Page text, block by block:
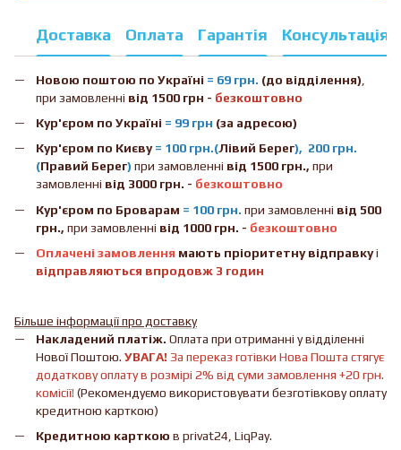
Доставка Оплата Гарантія Консультація
Новою поштою по Україні = 69 грн. (до відділення)
при замовленні від 1500 грн - безкоштовно
Кур'єром по Україні = 99 грн (за адресою)
Кур'єром по Києву= 100 грн.(Лівий Берег), 200 грн.
(Правий Берег) при замовленні від 1500 грн., при
замовленні від 3000 грн. - безкоштовно
Кур'єром по Броварам = 100 грн. при замовленні від 500
грн., при замовленні від 1000 грн. - безкоштовно
Оплачені замовлення мають пріоритетну відправкуі
відправляються впродовж 3 годин
Більше інформації про доставку
Накладений платіж. Оплата при отриманні у відділенні
Нової Поштою. УВАГА! За переказ готівки Нова Пошта стягує
додаткову оплату в розмірі 2% від суми замовлення +20 грн.
комісії! (Рекомендуємо використовувати безготівкову оплату
кредитною карткою)
Кредитною карткою в privat24, LiqPay.